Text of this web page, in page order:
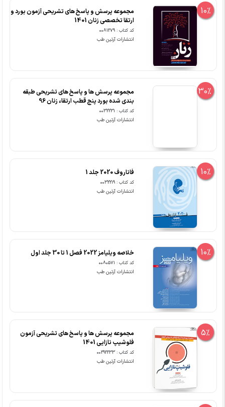
10%
مجموعه پرسش و پاسخ های تشریحی آزمون بورد و
ارتقا تخصصی زنان 1401
کد کتاب : 0081279
انتشارات آرتین طب
30%
مجموعه پرسش ها و پاسخ های تشریحی طبقه
بندی شده بورد پنج قطب ارتقاء زنان 96
کد کتاب : 0032231
انتشارات آرتین طب
10% فاناروف 2020 جلد 1
کد کتاب : 0032219
انتشارات آرتین طب
10% خلاصه ویلیامز 2022 فصل 1 تا 30 جلد اول
کد کتاب : 0080571
انتشارات آرتین طب
5%
مجموعه پرسش ها و پاسخ های تشریحی آزمون
فلوشیپ نازایی 1401
کد کتاب : 00292233
انتشارات آرتین طب